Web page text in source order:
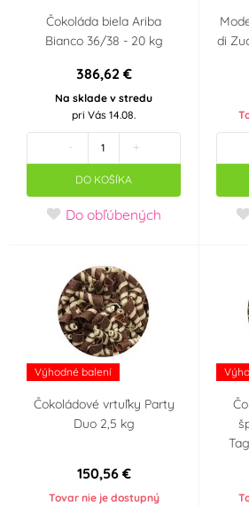
Srdce - Valentýn
Hudební párty
Tlapková patrola -
Paw Patrol
Máša a medvěd
Pohádkové princezny
Použití
nevhodné do myčky
nádobí
nevhodné do
mikrovlnnné trouby
Čokoláda biela Ariba
Bianco 36/38 - 20 kg
386,62 €
Na sklade v stredu
pri Vás 14.08.
- +
DO KOŠÍKA
Do obľúbených
di
Výhodné balení
Čokoládové vrtuľky Party
Duo 2,5 kg
150,56 €
Tovar nie je dostupný